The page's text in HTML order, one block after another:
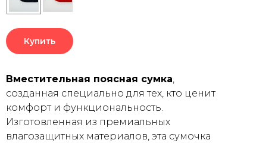
Купить
Вместительная поясная сумка,
созданная специально для тех, кто ценит
комфорт и функциональность.
Изготовленная из премиальных
влагозащитных материалов, эта сумочка